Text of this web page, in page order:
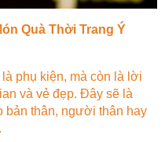
Quà Thời Trang Ý
phụ kiện, mà còn là lời
và vẻ đẹp. Đây sẽ là
bản thân, người thân hay